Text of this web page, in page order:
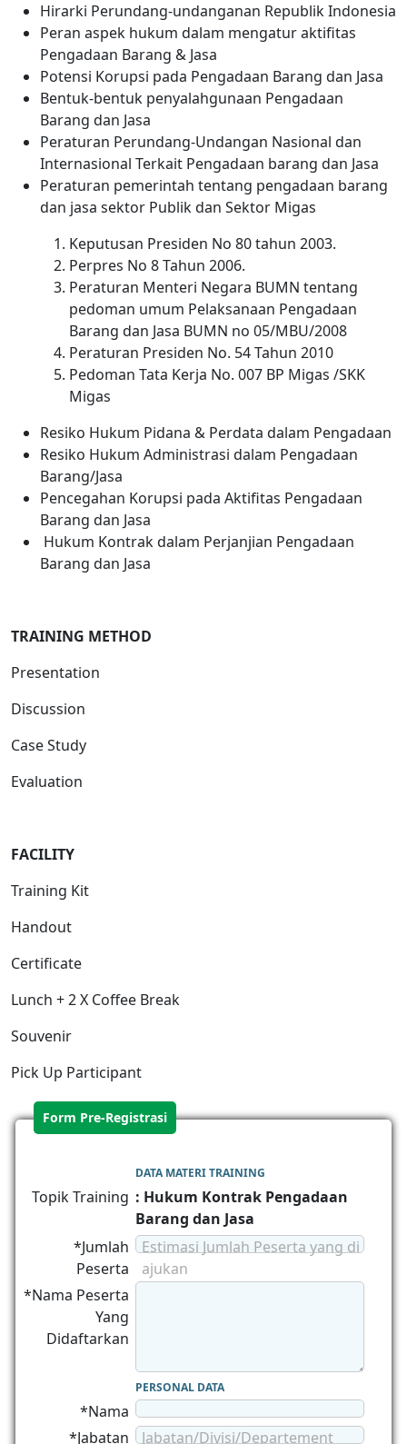
Hirarki Perundang-undanganan Republik Indonesia
Peran aspek hukum dalam mengatur aktifitas
Pengadaan Barang & Jasa
Potensi Korupsi pada Pengadaan Barang dan Jasa
Bentuk-bentuk penyalahgunaan Pengadaan
Barang dan Jasa
Peraturan Perundang-Undangan Nasional dan
Internasional Terkait Pengadaan barang dan Jasa
Peraturan pemerintah tentang pengadaan barang
dan jasa sektor Publik dan Sektor Migas
Keputusan Presiden No 80 tahun 2003.
Perpres No 8 Tahun 2006.
Peraturan Menteri Negara BUMN tentang
pedoman umum Pelaksanaan Pengadaan
Barang dan Jasa BUMN no 05/MBU/2008
Peraturan Presiden No. 54 Tahun 2010
Pedoman Tata Kerja No. 007 BP Migas /SKK
Migas
Resiko Hukum Pidana & Perdata dalam Pengadaan
Resiko Hukum Administrasi dalam Pengadaan
Barang/Jasa
Pencegahan Korupsi pada Aktifitas Pengadaan
Barang dan Jasa
Hukum Kontrak dalam Perjanjian Pengadaan
Barang dan Jasa
TRAINING METHOD
Presentation
Discussion
Case Study
Evaluation
FACILITY
Training Kit
Handout
Certificate
Lunch + 2 X Coffee Break
Souvenir
Pick Up Participant
Form Pre-Registrasi
DATA MATERI TRAINING
Topik Training : Hukum Kontrak Pengadaan
Barang dan Jasa
*Jumlah
Peserta
Estimasi Jumlah Peserta yang di
ajukan
*Nama Peserta
Yang
Didaftarkan
PERSONAL DATA
*Nama
*Jabatan
Jabatan/Divisi/Departement